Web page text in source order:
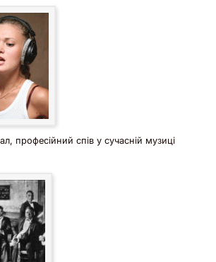
професійний спів у сучасній музиці